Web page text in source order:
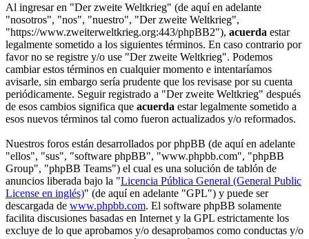
Al ingresar en "Der zweite Weltkrieg" (de aquí en adelante
"nosotros", "nos", "nuestro", "Der zweite Weltkrieg",
"https://www.zweiterweltkrieg.org:443/phpBB2"), acuerda estar
legalmente sometido a los siguientes términos. En caso contrario por
favor no se registre y/o use "Der zweite Weltkrieg". Podemos
cambiar estos términos en cualquier momento e intentaríamos
avisarle, sin embargo sería prudente que los revisase por su cuenta
periódicamente. Seguir registrado a "Der zweite Weltkrieg" después
de esos cambios significa que acuerda estar legalmente sometido a
esos nuevos términos tal como fueron actualizados y/o reformados.
Nuestros foros están desarrollados por phpBB (de aquí en adelante
"ellos", "sus", "software phpBB", "www.phpbb.com", "phpBB
Group", "phpBB Teams") el cual es una solución de tablón de
anuncios liberada bajo la "Licencia Pública General (General Public
License en inglés)" (de aquí en adelante "GPL") y puede ser
descargada de www.phpbb.com. El software phpBB solamente
facilita discusiones basadas en Internet y la GPL estrictamente los
excluye de lo que aprobamos y/o desaprobamos como conductas y/o